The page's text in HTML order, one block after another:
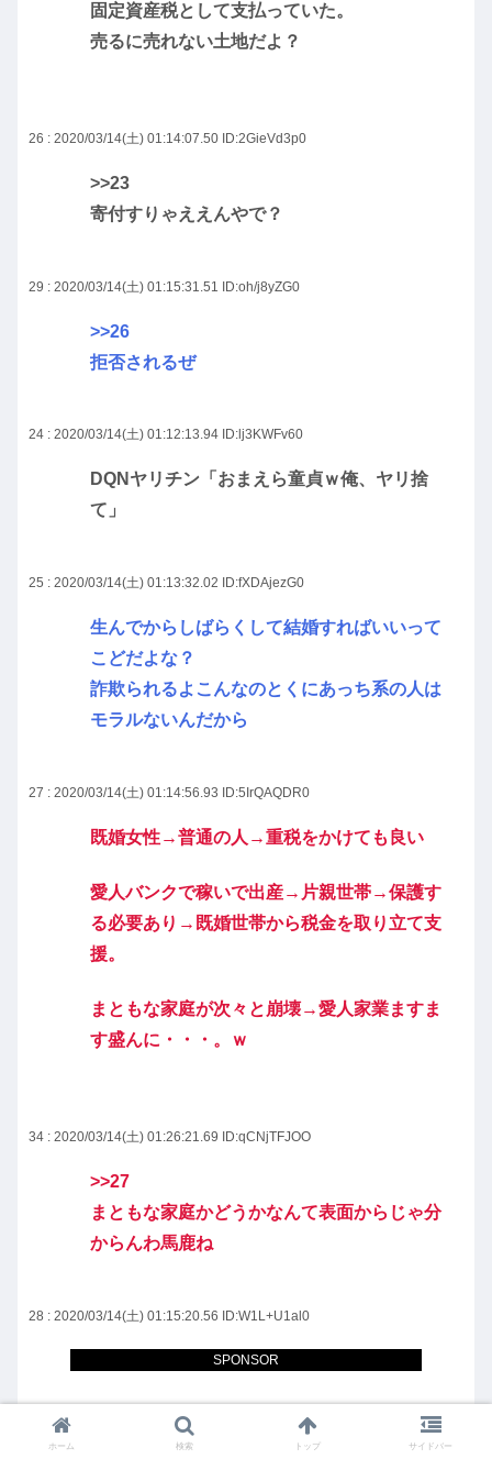
SPONSOR
固定資産税として支払っていた。
売るに売れない土地だよ？
26 : 2020/03/14(土) 01:14:07.50 ID:2GieVd3p0
>>23
寄付すりゃええんやで？
29 : 2020/03/14(土) 01:15:31.51 ID:oh/j8yZG0
>>26
拒否されるぜ
24 : 2020/03/14(土) 01:12:13.94 ID:lj3KWFv60
DQNヤリチン「おまえら童貞ｗ俺、ヤリ捨
て」
25 : 2020/03/14(土) 01:13:32.02 ID:fXDAjezG0
生んでからしばらくして結婚すればいいって
こどだよな？
詐欺られるよこんなのとくにあっち系の人は
モラルないんだから
27 : 2020/03/14(土) 01:14:56.93 ID:5IrQAQDR0
既婚女性→普通の人→重税をかけても良い
愛人バンクで稼いで出産→片親世帯→保護す
る必要あり→既婚世帯から税金を取り立て支
援。
まともな家庭が次々と崩壊→愛人家業ますま
す盛んに・・・。ｗ
34 : 2020/03/14(土) 01:26:21.69 ID:qCNjTFJOO
>>27
まともな家庭かどうかなんて表面からじゃ分
からんわ馬鹿ね
28 : 2020/03/14(土) 01:15:20.56 ID:W1L+U1al0
呼んだアルニダか？
30 : 2020/03/14(土) 01:19:52.66 ID:5IrQAQDR0
ホーム 検索 トップ サイドバー